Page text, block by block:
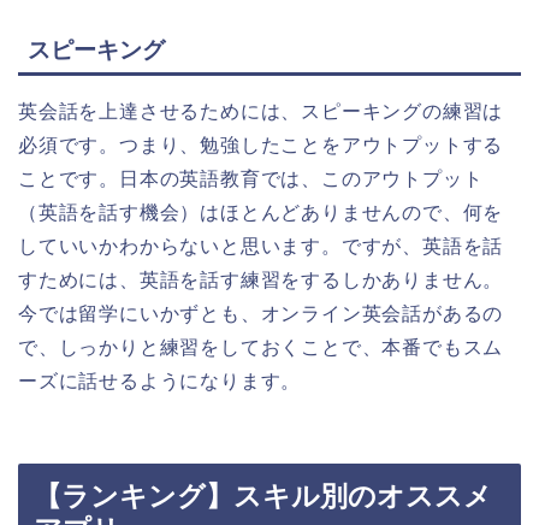
スピーキング
英会話を上達させるためには、スピーキングの練習は
必須です。つまり、勉強したことをアウトプットする
ことです。日本の英語教育では、このアウトプット
（英語を話す機会）はほとんどありませんので、何を
していいかわからないと思います。ですが、英語を話
すためには、英語を話す練習をするしかありません。
今では留学にいかずとも、オンライン英会話があるの
で、しっかりと練習をしておくことで、本番でもスム
ーズに話せるようになります。
【ランキング】スキル別のオススメ